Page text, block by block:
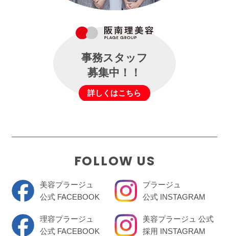
事務スタッフ
募集中！！
詳しくはこちら
FOLLOW US
美容プラージュ
公式 FACEBOOK
理容プラージュ
公式 FACEBOOK
プラージュ
公式 INSTAGRAM
美容プラージュ 公式
採用 INSTAGRAM